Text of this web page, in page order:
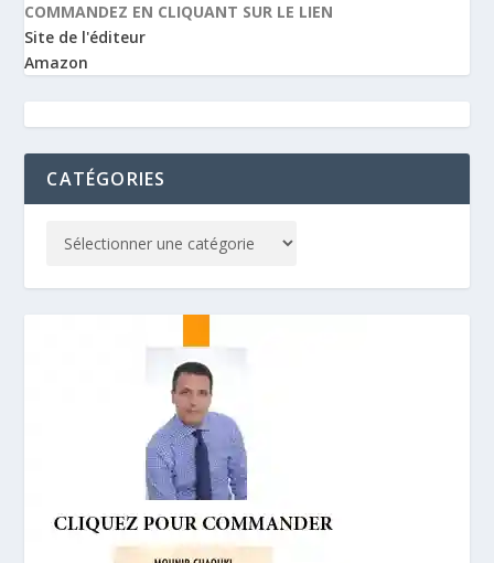
COMMANDEZ EN CLIQUANT SUR LE LIEN
Site de l'éditeur
Amazon
CATÉGORIES